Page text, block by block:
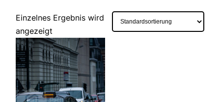
Einzelnes Ergebnis wird
angezeigt